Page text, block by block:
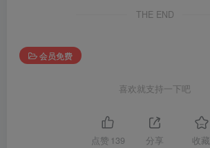
THE END
会员免费
喜欢就支持一下吧
点赞 139 分享 收藏